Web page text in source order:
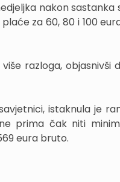
nakon sastanka
za 60, 80 i 100
razloga,
istaknula je
prima čak niti
eura bruto.